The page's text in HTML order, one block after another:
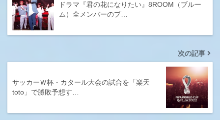
ドラマ『君の花になりたい』8ROOM（ブルー
ム）全メンバーのプ…
次の記事
サッカーＷ杯・カタール大会の試合を「楽天
toto」で勝敗予想す…